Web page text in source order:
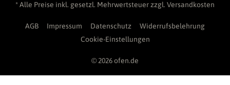
* Alle Preise inkl. gesetzl. Mehrwertsteuer zzgl. Versandkosten
AGB Impressum Datenschutz
Widerrufsbelehrung
Cookie-Einstellungen
© 2026 ofen.de